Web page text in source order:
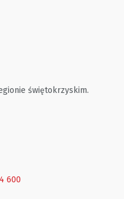
świętokrzyskim.
600